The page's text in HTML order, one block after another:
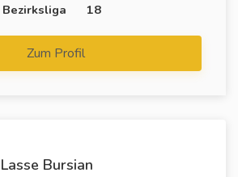
Bezirksliga
18
Zum Profil
Lasse Bursian